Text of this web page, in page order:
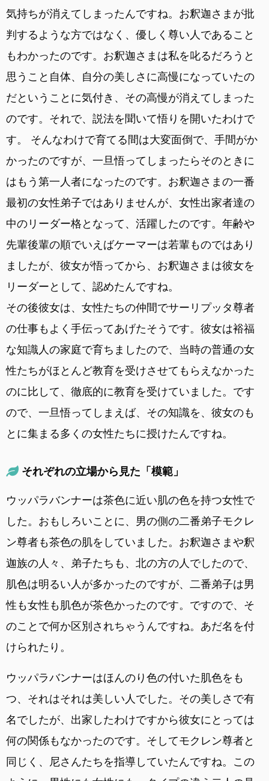
気持ちが消えてしまったんですね。お釈迦さまが批
判するような方ではなく、優しく尊い人であること
もわかったのです。お釈迦さまは私を叱るだろうと
思うこと自体、自分の美しさに高慢になっていたの
だということに気付き、その高慢が消えてしまった
のです。それで、説法を聞いて悟りを開いたわけで
す。 そんなわけで育てる間は大変面倒で、手間がか
かったのですが、一旦悟ってしまったらそのときに
はもう第一人者になったのです。お釈迦さまの一番
最初の女性弟子ではありませんが、女性出家者達の
中のリーダー格となって、活躍したのです。年齢や
先輩後輩の順でいえばケーマーは若輩ものではあり
ましたが、彼女が悟ってから、お釈迦さまは彼女を
リーダーとして、認めたんですね。
その後彼女は、女性たちの仲間でサーリプッタ尊者
の仕事もよく手伝ってあげたそうです。彼女は裕福
な知識人の家庭で育ちましたので、当時の普通の女
性たちがほとんど教育を受けさせてもらえなかった
のに比して、徹底的に教育を受けていました。です
ので、一旦悟ってしまえば、その知識を、彼女のも
とに集まる多くの女性たちに授けたんですね。
それぞれの立場から見た「模範」
ウッパラバンナーは茶色に近い肌の色を持つ女性で
した。おもしろいことに、男の側の二番弟子モクレ
ン尊者も茶色の肌をしていました。お釈迦さまや釈
迦族の人々、弟子たちも、北の方の人でしたので、
肌色は明るい人が多かったのですが、二番弟子は男
性も女性も肌色が茶色かったのです。ですので、そ
のことで何か区別されちゃうんですね。あだ名を付
けられたり。
ウッパラバンナーはほんのり色の付いた肌色をも
つ、それはそれは美しい人でした。その美しさで有
名でしたが、出家したわけですから彼女にとっては
何の関係もなかったのです。そしてモクレン尊者と
同じく、尼さんたちを指導していたんですね。この